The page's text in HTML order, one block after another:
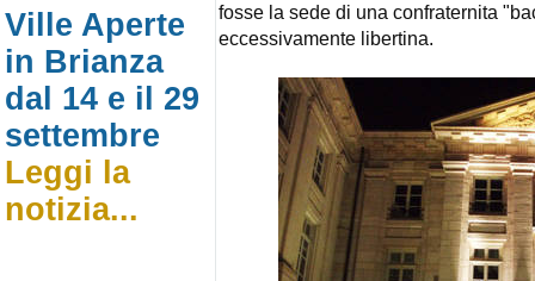
Ville Aperte
in Brianza
dal 14 e il 29
settembre
Leggi la
notizia...
fosse la sede di una confraternita
eccessivamente libertina.